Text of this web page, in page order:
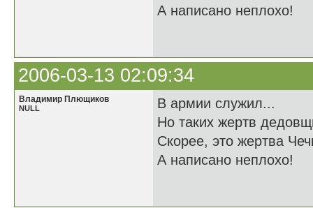
А написано неплохо!
2006-03-13 02:09:34
Владимир Плющиков
NULL
В армии служил...
Но таких жертв
Скорее, это жертва
А написано неплохо!